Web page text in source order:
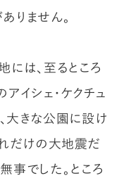
りません。
には、至るところ
イシェ・ケクチュ
大きな公園に設け
だけの大地震だ
事でした。ところ